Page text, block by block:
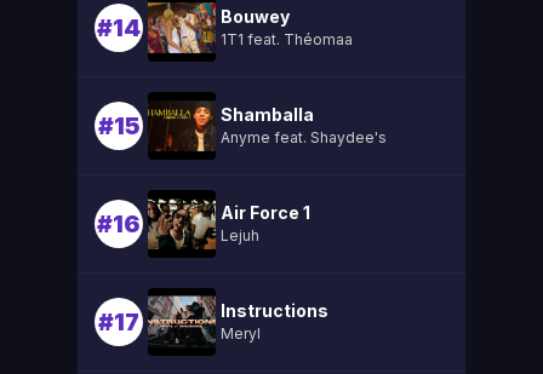
#14 Bouwey
1T1 feat. Théomaa
#15 Shamballa
Anyme feat. Shaydee's
#16 Air Force 1
Lejuh
#17 Instructions
Meryl